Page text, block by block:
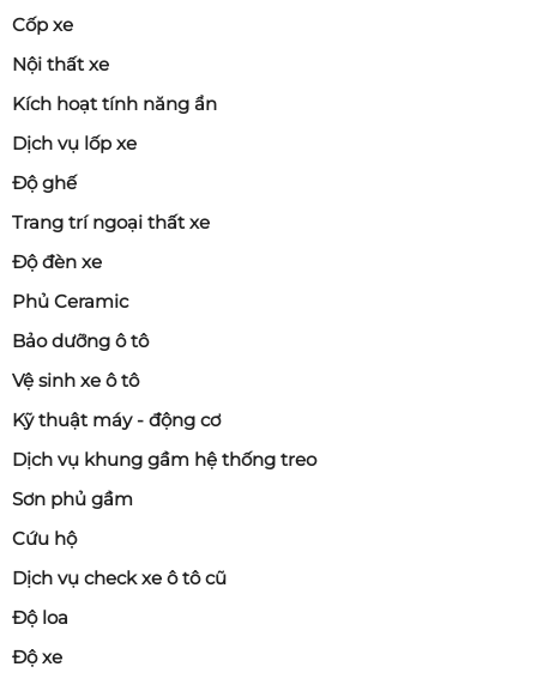
Cốp xe
Nội thất xe
Kích hoạt tính năng ẩn
Dịch vụ lốp xe
Độ ghế
Trang trí ngoại thất xe
Độ đèn xe
Phủ Ceramic
Bảo dưỡng ô tô
Vệ sinh xe ô tô
Kỹ thuật máy - động cơ
Dịch vụ khung gầm hệ thống treo
Sơn phủ gầm
Cứu hộ
Dịch vụ check xe ô tô cũ
Độ loa
Độ xe